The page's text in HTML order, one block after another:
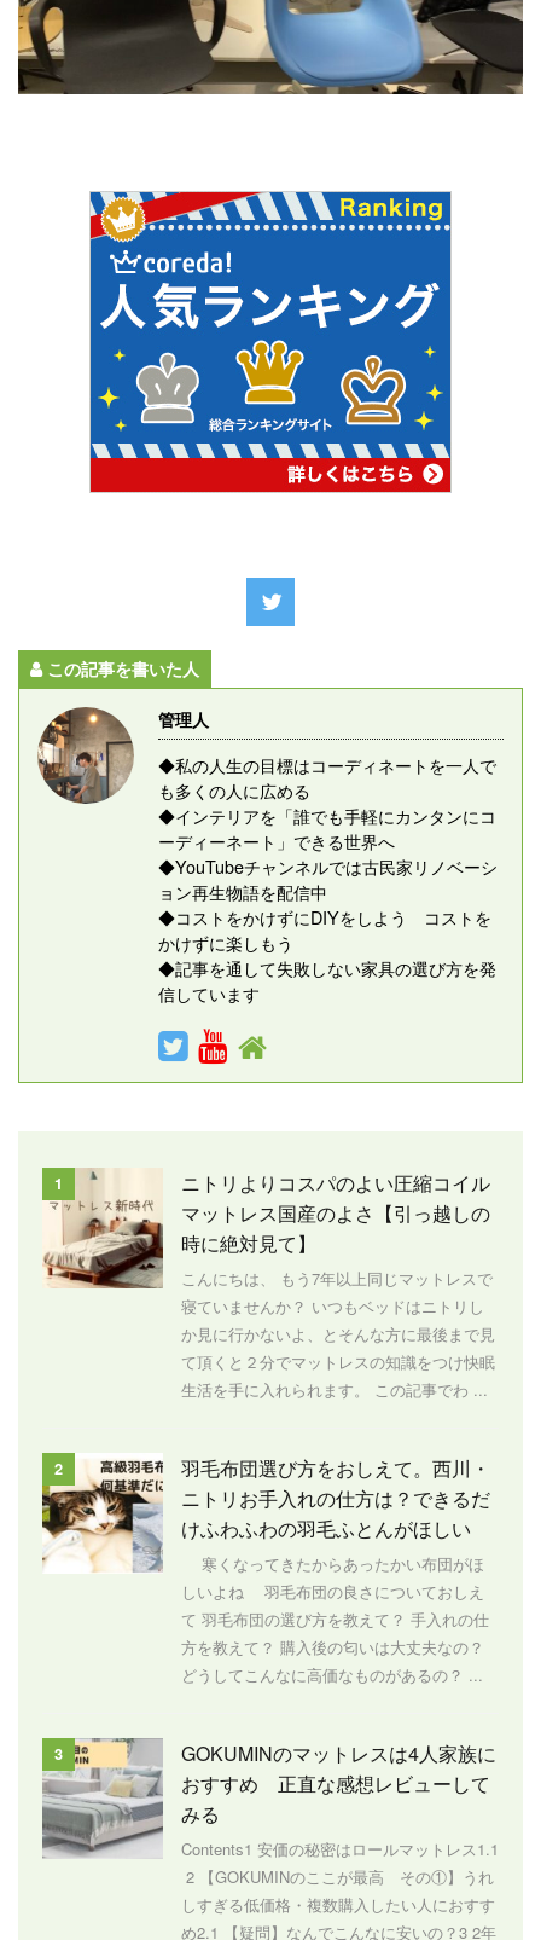
この記事を書いた人
管理人
◆私の人生の目標はコーディネートを一人で
も多くの人に広める
◆インテリアを「誰でも手軽にカンタンにコ
ーディーネート」できる世界へ
◆YouTubeチャンネルでは古民家リノベーシ
ョン再生物語を配信中
◆コストをかけずにDIYをしよう コストを
かけずに楽しもう
◆記事を通して失敗しない家具の選び方を発
信しています
1
ニトリよりコスパのよい圧縮コイル
マットレス国産のよさ【引っ越しの
時に絶対見て】
こんにちは、 もう7年以上同じマットレスで
寝ていませんか？ いつもベッドはニトリし
か見に行かないよ、とそんな方に最後まで見
て頂くと２分でマットレスの知識をつけ快眠
生活を手に入れられます。 この記事でわ ...
2
羽毛布団選び方をおしえて。西川・
ニトリお手入れの仕方は？できるだ
けふわふわの羽毛ふとんがほしい
寒くなってきたからあったかい布団がほ
しいよね 羽毛布団の良さについておしえ
て 羽毛布団の選び方を教えて？ 手入れの仕
方を教えて？ 購入後の匂いは大丈夫なの？
どうしてこんなに高価なものがあるの？ ...
3
GOKUMINのマットレスは4人家族に
おすすめ 正直な感想レビューして
みる
Contents1 安価の秘密はロールマットレス1.1
2 【GOKUMINのここが最高 その①】うれ
しすぎる低価格・複数購入したい人におすす
め2.1 【疑問】なんでこんなに安いの？3 2年